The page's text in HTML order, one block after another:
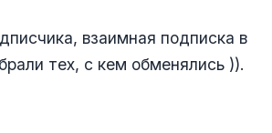
взаимная подписка в
тех, с кем обменялись )).